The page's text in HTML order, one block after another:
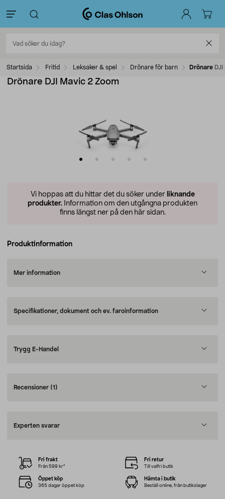
Startsida Fritid Leksaker & spel Drönare för barn Drönare
Drönare DJI Mavic 2 Zoom
Vi hoppas att du hittar det du söker under liknande
produkter. Information om den utgångna produkten
finns längst ner på den här sidan.
Produktinformation
Mer information
Specifikationer, dokument och ev. faroinformation
Trygg E-Handel
Recensioner (1)
Experten svarar
Fri frakt
Från 599 kr*
Fri retur
Till valfri butik
Öppet köp
365 dagar öppet köp
Hämta i butik
Beställ online, från butikslager